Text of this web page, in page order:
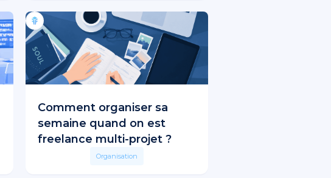
Comment organiser sa
semaine quand on est
freelance multi-projet ?
Organisation